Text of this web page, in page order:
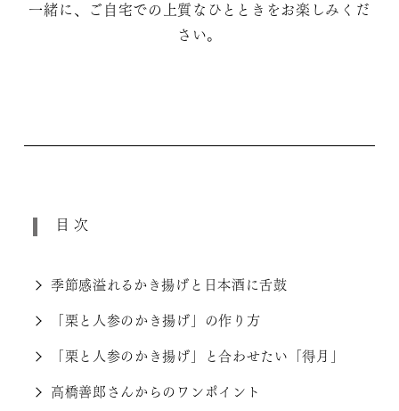
一緒に、ご自宅での上質なひとときをお楽しみくだ
さい。
目次
季節感溢れるかき揚げと日本酒に舌鼓
「栗と人参のかき揚げ」の作り方
「栗と人参のかき揚げ」と合わせたい「得月」
高橋善郎さんからのワンポイント